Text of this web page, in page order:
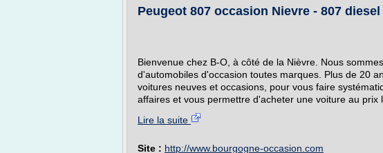
Peugeot 807 occasion Nievre - 807
Bienvenue chez B-O, à côté de la Nièvre. Nous
d'automobiles d'occasion toutes marques. Plus de 20
voitures neuves et occasions, pour vous faire
affaires et vous permettre d'acheter une voiture au prix
Lire la suite
Site : http://www.bourgogne-occasion.com